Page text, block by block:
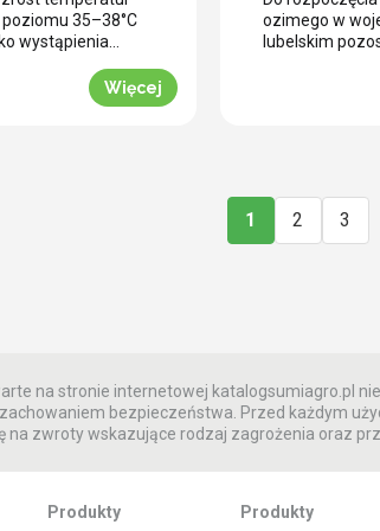
aplikacji w
warunkach
35–38°C
wystąpienia
uwarunkowaniach
Więcej
ozimego w
lubelskim
moment na
1 2 3
na stronie internetowej katalogsumiagro.pl
bezpieczeństwa. Przed każdym
na zwroty wskazujące rodzaj zagrożenia oraz
Produkty Produkty